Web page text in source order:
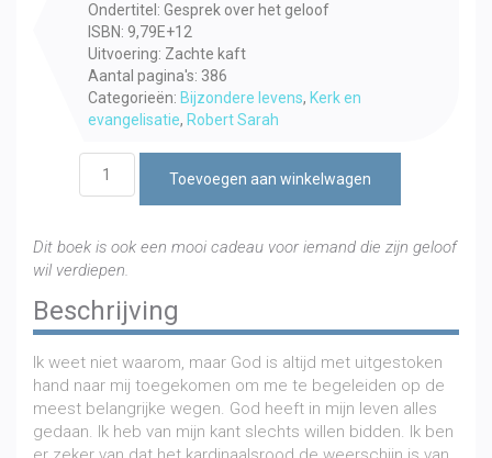
Ondertitel: Gesprek over het geloof
ISBN: 9,79E+12
Uitvoering: Zachte kaft
Aantal pagina's: 386
Categorieën: Bijzondere levens, Kerk en
evangelisatie, Robert Sarah
Toevoegen aan winkelwagen
Dit boek is ook een mooi cadeau voor iemand die zijn geloof
wil verdiepen.
Beschrijving
Ik weet niet waarom, maar God is altijd met uitgestoken
hand naar mij toegekomen om me te begeleiden op de
meest belangrijke wegen. God heeft in mijn leven alles
gedaan. Ik heb van mijn kant slechts willen bidden. Ik ben